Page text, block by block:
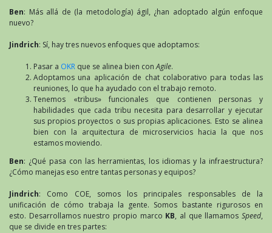
Ben: Más allá de (la metodología) ágil, ¿han adoptado algún enfoque
nuevo?
Jindrich: Sí, hay tres nuevos enfoques que adoptamos:
Pasar a OKR que se alinea bien conAgile.
Adoptamos una aplicación de chat colaborativo para todas las
reuniones, lo que ha ayudado con el trabajo remoto.
Tenemos «tribus» funcionales que contienen personas y
habilidades que cada tribu necesita para desarrollar y ejecutar
sus propios proyectos o sus propias aplicaciones. Esto se alinea
bien con la arquitectura de microservicios hacia la que nos
estamos moviendo.
Ben: ¿Qué pasa con las herramientas, los idiomas y la infraestructura?
¿Cómo manejas eso entre tantas personas y equipos?
Jindrich: Como COE, somos los principales responsables de la
unificación de cómo trabaja la gente. Somos bastante rigurosos en
esto. Desarrollamos nuestro propio marco KB, al que llamamosSpeed,
que se divide en tres partes: